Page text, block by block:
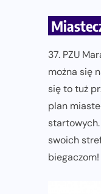
37. PZU
można się
się to tuż
plan
swoich
biegaczom!